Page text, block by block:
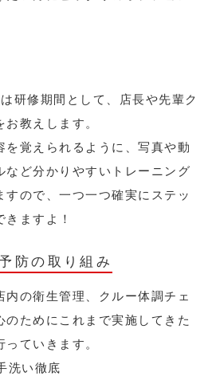
研修期間として、店長や先輩ク
教えします。
を覚えられるように、写真や動
など分かりやすいトレーニング
すので、一つ一つ確実にステッ
ますよ！
防の取り組み
内の衛生管理、クルー体調チェ
のためにこれまで実施してきた
ていきます。
洗い徹底